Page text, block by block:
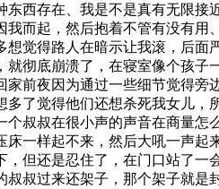
东西存在、我是不是真有无限
而起，然后抱着不管有没有
想觉得路人在暗示让我滚，后
就彻底崩溃了，在寝室像个孩
家前夜因为通过一些细节觉得
多了觉得他们还想杀死我女儿
个叔叔在很小声的声音在商量怎
床一样起不来，然后大吼一声
，但还是忍住了，在门口站了
叔叔过来还架子，那个架子就